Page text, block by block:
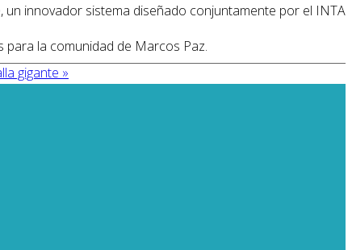
innovador sistema diseñado conjuntamente por el INTA
para la comunidad de Marcos Paz.
gigante »